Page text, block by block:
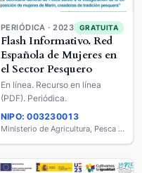
PERIÓDICA · 2023 GRATUITA
Flash Informativo. Red
Española de Mujeres en
el Sector Pesquero
En línea. Recurso en línea
(PDF). Periódica.
NIPO: 003230013
Ministerio de Agricultura, Pesca y Alimentación